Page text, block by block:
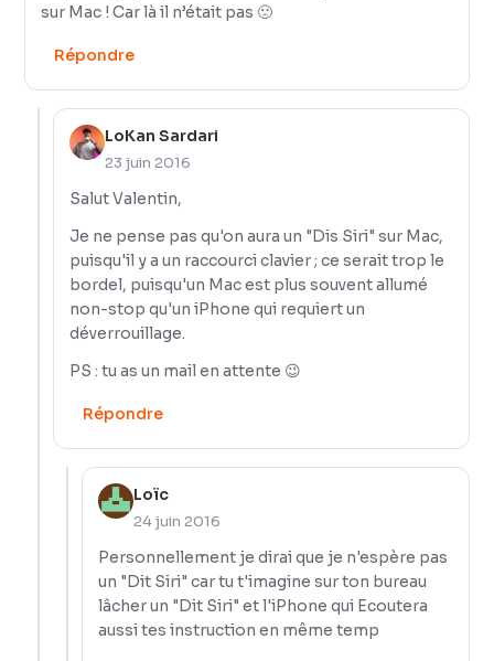
sur Mac ! Car là il n’était pas 🙁
Répondre
LoKan Sardari
23 juin 2016
Salut Valentin,
Je ne pense pas qu'on aura un "Dis Siri" sur Mac,
puisqu'il y a un raccourci clavier ; ce serait trop le
bordel, puisqu'un Mac est plus souvent allumé
non-stop qu'un iPhone qui requiert un
déverrouillage.
PS : tu as un mail en attente 😉
Répondre
Loïc
24 juin 2016
Personnellement je dirai que je n'espère pas
un "Dit Siri" car tu t'imagine sur ton bureau
lâcher un "Dit Siri" et l'iPhone qui Ecoutera
aussi tes instruction en même temp